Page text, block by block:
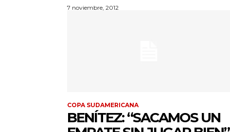
7 noviembre, 2012
COPA SUDAMERICANA
BENÍTEZ: “SACAMOS UN